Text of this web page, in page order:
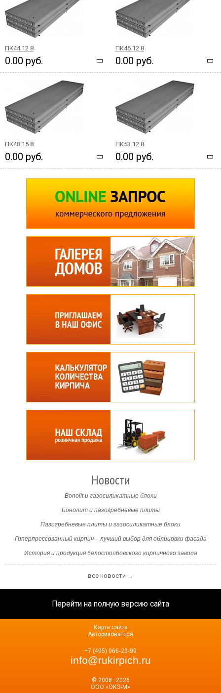
ПК44.12 8
0.00 руб.
ПК46.12 8
0.00 руб.
ПК48.15 8
0.00 руб.
ПК53.12 8
0.00 руб.
Новости
Bonolit и газосиликатные блоки
Бонолит и пазогребневые плиты
Пазогребневые плиты и газосиликатные блоки
Гиперпрессованный кирпич – лучший выбор для облицовки фасада
История и продукция белостолбовского кирпичного завода
все новости →
Перейти на полную версию сайта
© 2008–2026
ООО «ОКЗ-М»
+7 (495) 966-23-99
info@rukirpich.ru
Карта сайта
Авторизоваться